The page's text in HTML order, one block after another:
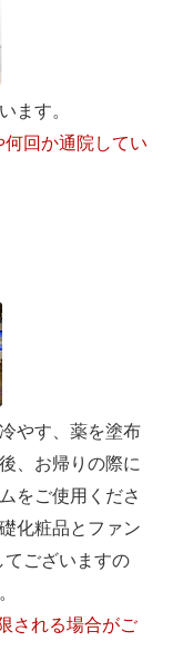
ます。
回か通院してい
やす、薬を塗布
、お帰りの際に
をご使用くださ
化粧品とファン
ございますの
される場合がご